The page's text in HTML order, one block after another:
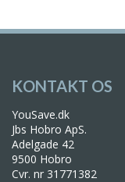
KONTAKT OS
YouSave.dk
Jbs Hobro ApS.
Adelgade 42
9500 Hobro
Cvr. nr 31771382